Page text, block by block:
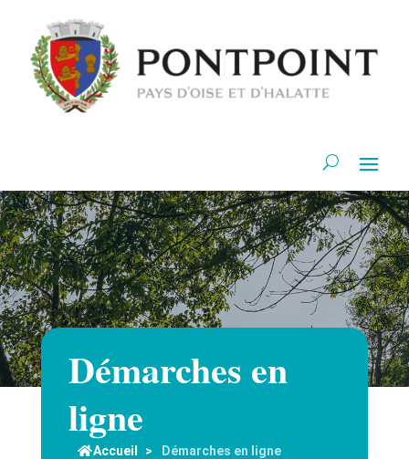
Démarches en
ligne
Accueil > Démarches en ligne